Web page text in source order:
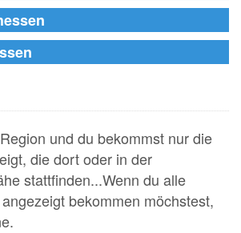
und du bekommst nur die
die dort oder in der
stattfinden...Wenn du alle
bekommen möchstest,